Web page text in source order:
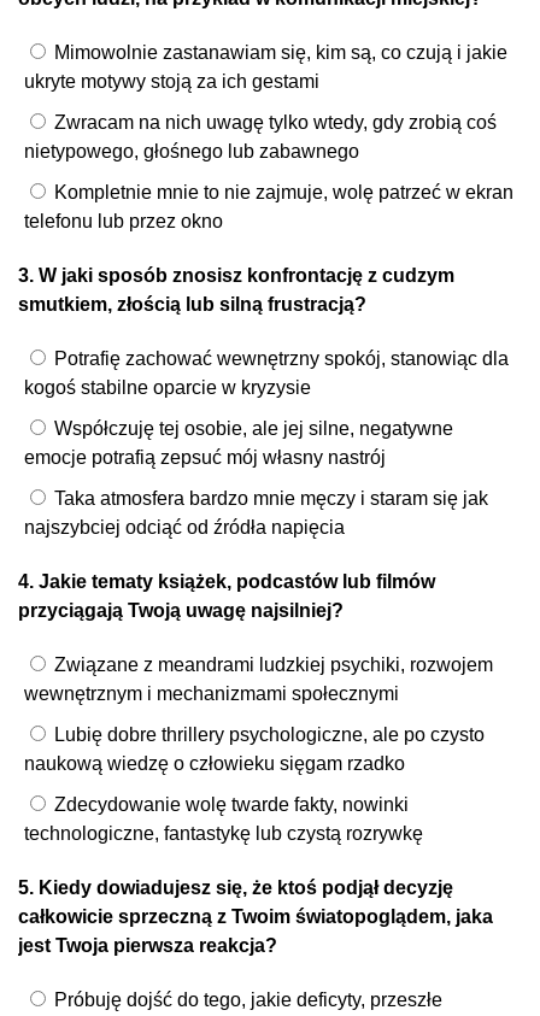
Mimowolnie zastanawiam się, kim są, co czują i jakie
ukryte motywy stoją za ich gestami
Zwracam na nich uwagę tylko wtedy, gdy zrobią coś
nietypowego, głośnego lub zabawnego
Kompletnie mnie to nie zajmuje, wolę patrzeć w ekran
telefonu lub przez okno
3. W jaki sposób znosisz konfrontację z cudzym
smutkiem, złością lub silną frustracją?
Potrafię zachować wewnętrzny spokój, stanowiąc dla
kogoś stabilne oparcie w kryzysie
Współczuję tej osobie, ale jej silne, negatywne
emocje potrafią zepsuć mój własny nastrój
Taka atmosfera bardzo mnie męczy i staram się jak
najszybciej odciąć od źródła napięcia
4. Jakie tematy książek, podcastów lub filmów
przyciągają Twoją uwagę najsilniej?
Związane z meandrami ludzkiej psychiki, rozwojem
wewnętrznym i mechanizmami społecznymi
Lubię dobre thrillery psychologiczne, ale po czysto
naukową wiedzę o człowieku sięgam rzadko
Zdecydowanie wolę twarde fakty, nowinki
technologiczne, fantastykę lub czystą rozrywkę
5. Kiedy dowiadujesz się, że ktoś podjął decyzję
całkowicie sprzeczną z Twoim światopoglądem, jaka
jest Twoja pierwsza reakcja?
Próbuję dojść do tego, jakie deficyty, przeszłe